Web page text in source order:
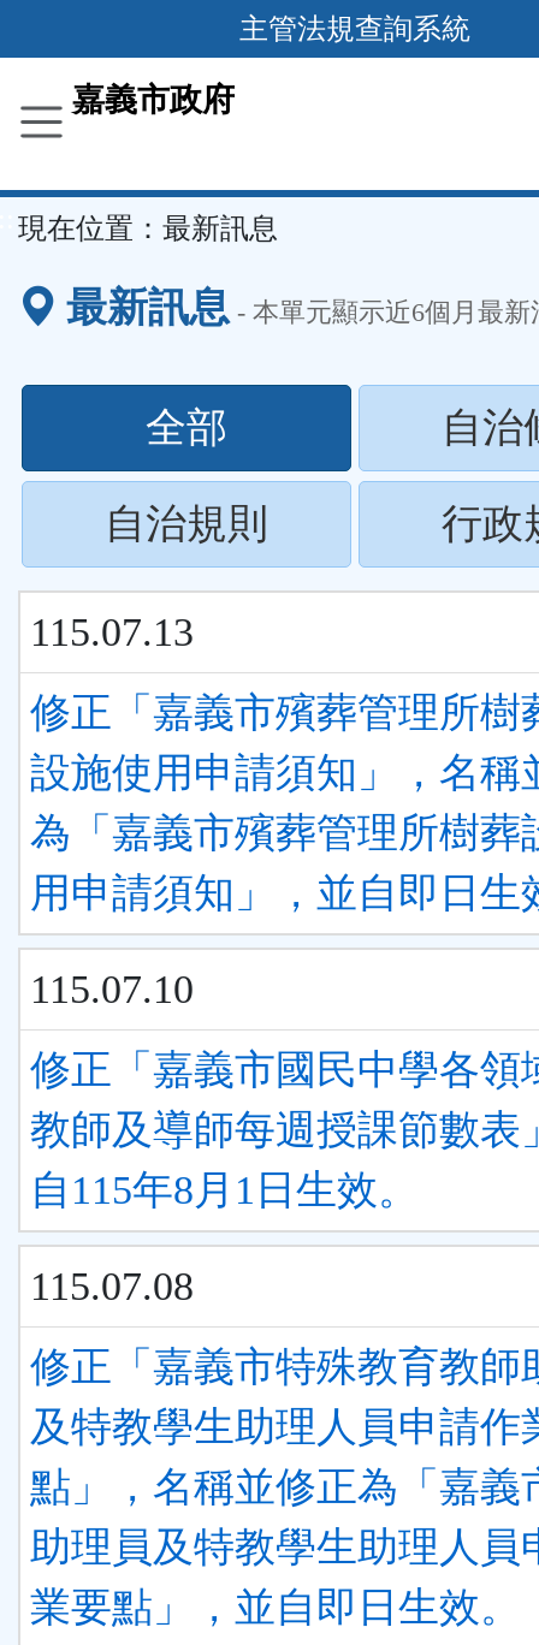
內
容
主管法規查詢系統
嘉義市政府
現在位置： 最新訊息
最新訊息 - 本單元顯示近6個月最新
全部
按
下
ENTER
查
看
清
單)
自治
自治規則
按
ENTER
查
看
單)
行政
115.07.13
修正「嘉義市殯葬管理所樹
設施使用申請須知」，名稱
為「嘉義市殯葬管理所樹葬
用申請須知」，並自即日生
115.07.10
修正「嘉義市國民中學各領
教師及導師每週授課節數表
自115年8月1日生效。
115.07.08
修正「嘉義市特殊教育教師
及特教學生助理人員申請作
點」，名稱並修正為「嘉義
助理員及特教學生助理人員
業要點」，並自即日生效。